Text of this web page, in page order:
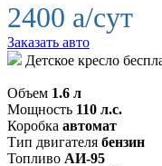
2400 a/сут
Заказать авто
Детское кресло
Объем 1.6 л
Мощность 110 л.с.
Коробка автомат
Тип двигателя бензин
Топливо АИ-95